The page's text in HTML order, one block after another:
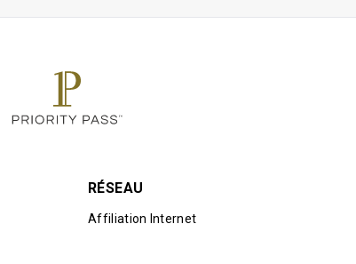
RÉSEAU
Affiliation Internet